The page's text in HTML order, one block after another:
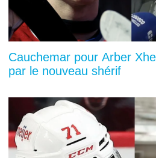
Cauchemar pour Arber
par le nouveau shérif